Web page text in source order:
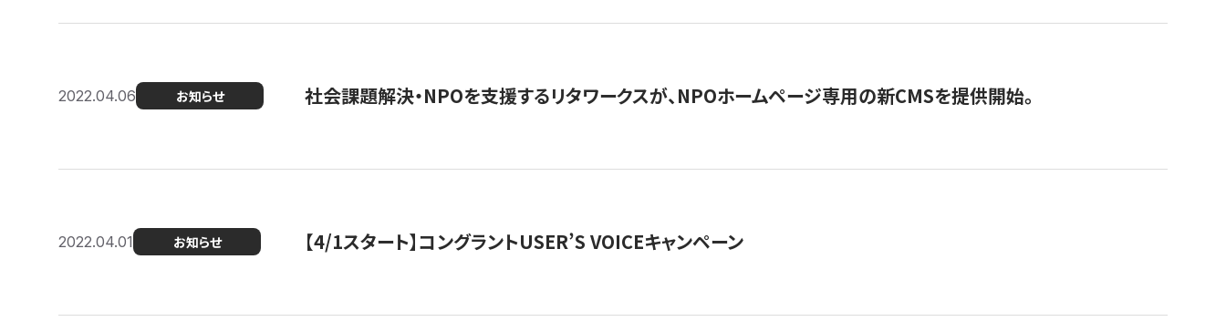
2022.04.06 お知らせ 社会課題解決・NPOを支援するリタワークスが、NPOホームページ専用の新CMSを提供開始。
2022.04.01 お知らせ 【4/1スタート】コングラントUSER’S VOICEキャンペーン